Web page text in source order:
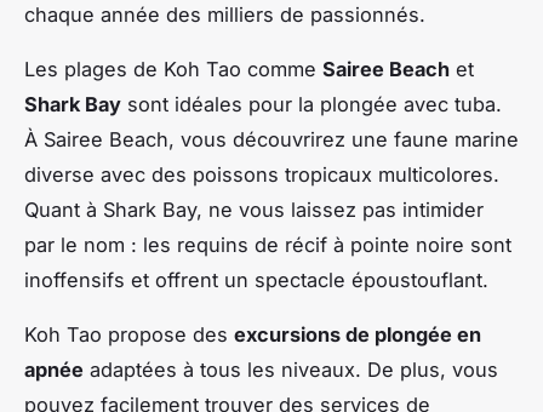
chaque année des milliers de passionnés.
Les plages de Koh Tao comme Sairee Beach et
Shark Bay sont idéales pour la plongée avec tuba.
À Sairee Beach, vous découvrirez une faune marine
diverse avec des poissons tropicaux multicolores.
Quant à Shark Bay, ne vous laissez pas intimider
par le nom : les requins de récif à pointe noire sont
inoffensifs et offrent un spectacle époustouflant.
Koh Tao propose des excursions de plongée en
apnée adaptées à tous les niveaux. De plus, vous
pouvez facilement trouver des services de